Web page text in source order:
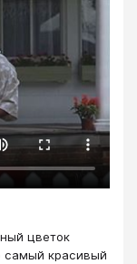
цветок
самый красивый